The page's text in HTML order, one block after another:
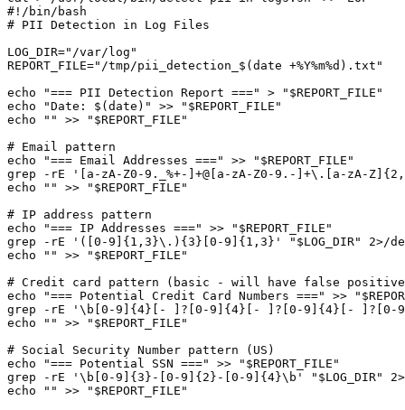
#!/bin/bash
# PII Detection in Log Files
LOG_DIR="/var/log"
REPORT_FILE="/tmp/pii_detection_$(date +%Y%m%d).txt"
echo "=== PII Detection Report ===" > "$REPORT_FILE"
echo "Date: $(date)" >> "$REPORT_FILE"
echo "" >> "$REPORT_FILE"
# Email pattern
echo "=== Email Addresses ===" >> "$REPORT_FILE"
grep -rE '[a-zA-Z0-9._%+-]+@[a-zA-Z0-9.-]+\.[a-zA-
echo "" >> "$REPORT_FILE"
# IP address pattern
echo "=== IP Addresses ===" >> "$REPORT_FILE"
grep -rE '([0-9]{1,3}\.){3}[0-9]{1,3}' "$LOG_DIR" 2>/
echo "" >> "$REPORT_FILE"
# Credit card pattern (basic - will have false
echo "=== Potential Credit Card Numbers ===" >>
grep -rE '\b[0-9]{4}[- ]?[0-9]{4}[- ]?[0-9]{4}[- ]?[0-
echo "" >> "$REPORT_FILE"
# Social Security Number pattern (US)
echo "=== Potential SSN ===" >> "$REPORT_FILE"
grep -rE '\b[0-9]{3}-[0-9]{2}-[0-9]{4}\b' "$LOG_DIR" 2>/
echo "" >> "$REPORT_FILE"